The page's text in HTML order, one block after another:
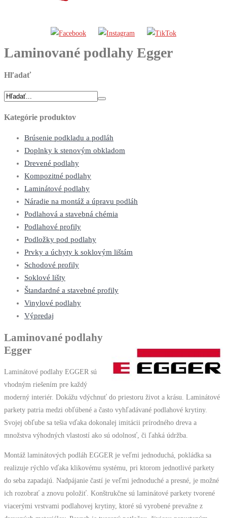
Laminované podlahy Egger
Hľadať
Kategórie produktov
Brúsenie podkladu a podláh
Doplnky k stenovým obkladom
Drevené podlahy
Kompozitné podlahy
Laminátové podlahy
Náradie na montáž a úpravu podláh
Podlahová a stavebná chémia
Podlahové profily
Podložky pod podlahy
Prvky a úchyty k soklovým lištám
Schodové profily
Soklové lišty
Štandardné a stavebné profily
Vinylové podlahy
Výpredaj
Laminované podlahy
Egger
Laminátové podlahy EGGER sú
vhodným riešením pre každý
moderný interiér. Dokážu vdýchnuť do priestoru život a krásu. Laminátové
parkety patria medzi obľúbené a často vyhľadávané podlahové krytiny.
Svojej obľube sa tešia vďaka dokonalej imitácii prírodného dreva a
množstva výhodných vlastostí ako sú odolnosť, či ľahká údržba.
Montáž laminátových podláh EGGER je veľmi jednoduchá, pokládka sa
realizuje rýchlo vďaka klikovému systému, pri ktorom jednotlivé parkety
do seba zapadajú. Nadpájanie častí je veľmi jednoduché a presné, je možné
ich rozobrať a znovu položiť. Konštrukčne sú laminátové parkety tvorené
viacerými vrstvami podlahovej krytiny, ktoré sú vyrobené prevažne z